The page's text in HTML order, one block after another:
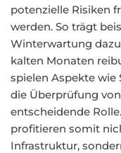
potenzielle Risiken
werden. So trägt
Winterwartung
kalten Monaten
spielen Aspekte wie
die Überprüfung
entscheidende
profitieren somit
Infrastruktur,